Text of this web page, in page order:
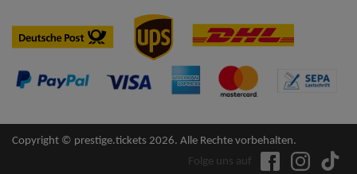
Copyright © prestige.tickets 2026. Alle Rechte vorbehalten.
Folge uns auf